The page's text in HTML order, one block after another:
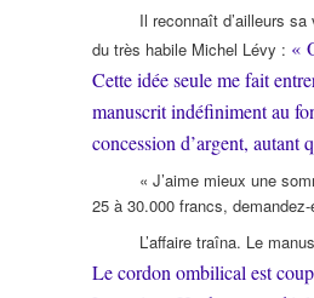
Il reconnaît d’ailleurs
du très habile Michel Lévy : «
Cette idée seule me fait
manuscrit indéfiniment au
concession d’argent, autant
« J’aime mieux une
25 à 30.000 francs,
L’affaire traîna. Le
Le cordon ombilical est